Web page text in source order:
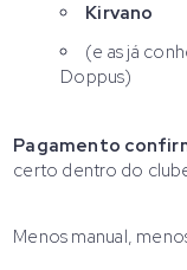
Kirvano
(e as já
Doppus)
Pagamento
certo dentro do
Menos manual,